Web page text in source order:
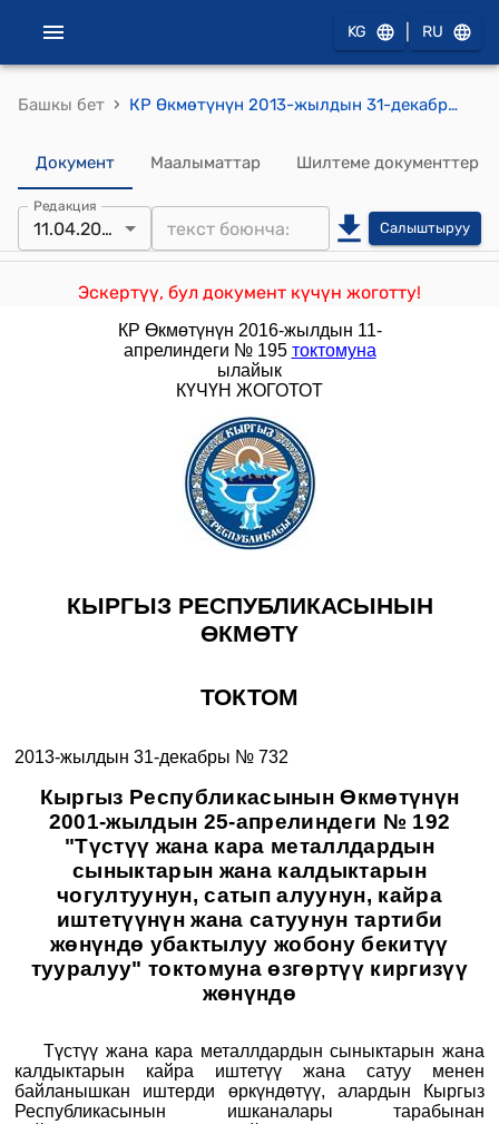
KG RU
Башкы бет › КР Өкмөтүнүн 2013-жылдын 31-декабрындагы № 732 "Кыргыз Республикасынын Өкмөтүнүн 2001-жылдын 25-апрелиндеги № 192 "Түстүү жана кара металлдардын сыныктарын жана калдыктарын чогултуунун, сатып алуунун, кайра иштетүүнүн жана сатуунун тартиби жөнүндө убактылуу жобону бекитүү тууралуу" токтомуна өзгөртүү киргизүү жөнүндө" токтому
Документ Маалыматтар Шилтеме документтер
Редакция
11.04.2016 Салыштыруу
Эскертүү, бул документ күчүн жоготту!